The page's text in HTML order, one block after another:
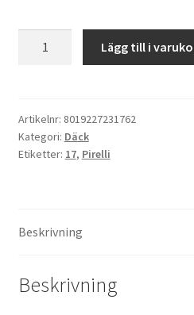
ZR
17
(73W)
Lägg till i
Artikelnr: 8019227231762
Kategori: Däck
Etiketter: 17, Pirelli
Beskrivning
Beskrivning